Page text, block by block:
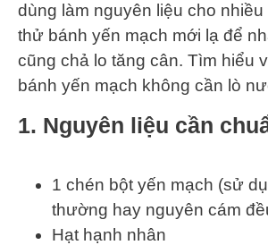
dùng làm nguyên liệu cho
thử bánh yến mạch mới lạ để
cũng chả lo tăng cân. Tìm hiểu
bánh yến mạch không cần lò
1. Nguyên liệu cần
1 chén bột yến mạch (sử
thường hay nguyên cám
Hạt hạnh nhân